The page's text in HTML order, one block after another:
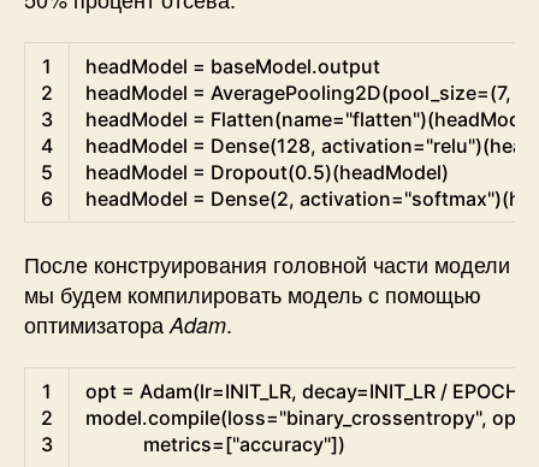
1
2
3
4
5
6
headModel = baseModel.output
headModel = AveragePooling2D(pool_size=(7,
headModel = Flatten(name="flatten")(headModel
headModel = Dense(128, activation="relu")(
headModel = Dropout(0.5)(headModel)
headModel = Dense(2, activation="softmax")(
После конструирования головной части модели
мы будем компилировать модель с помощью
оптимизатораAdam.
Python
1
2
3
opt = Adam(lr=INIT_LR, decay=INIT_LR / EPOCHS
model.compile(loss="binary_crossentropy",
metrics=["accuracy"])